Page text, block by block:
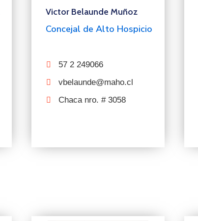
Victor Belaunde Muñoz
Concejal de Alto Hospicio
57 2 249066
vbelaunde@maho.cl
Chaca nro. # 3058